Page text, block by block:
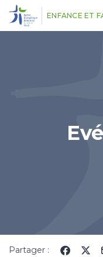
ENFANCE ET
Partager :
Panneau de gestion